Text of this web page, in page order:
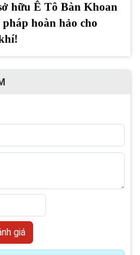
hữu Ê Tô Bàn Khoan
hoàn hảo cho